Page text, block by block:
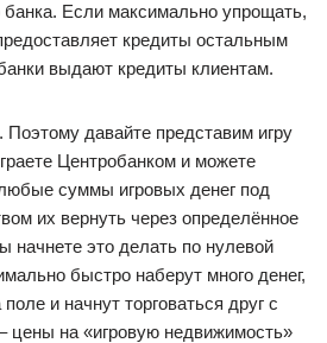
Если максимально упрощать,
кредиты остальным
выдают кредиты клиентам.
Поэтому давайте представим игру
Центробанком и можете
суммы игровых денег под
их вернуть через определённое
начнете это делать по нулевой
быстро наберут много денег,
и начнут торговаться друг с
цены на «игровую недвижимость»